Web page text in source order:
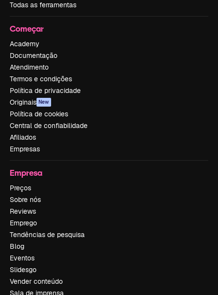
Todas as ferramentas
Começar
Academy
Documentação
Atendimento
Termos e condições
Política de privacidade
Originais New
Política de cookies
Central de confiabilidade
Afiliados
Empresas
Empresa
Preços
Sobre nós
Reviews
Emprego
Tendências de pesquisa
Blog
Eventos
Slidesgo
Vender conteúdo
Sala de imprensa